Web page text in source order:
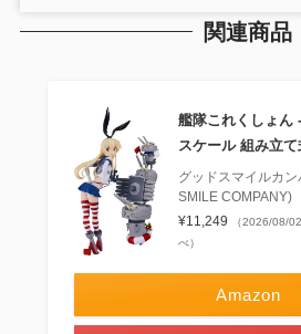
関連商品
艦隊これくしょん
スケール 組み立
グッドスマイルカ
SMILE COMPANY)
¥11,249
（2026/08/
べ）
Amazon